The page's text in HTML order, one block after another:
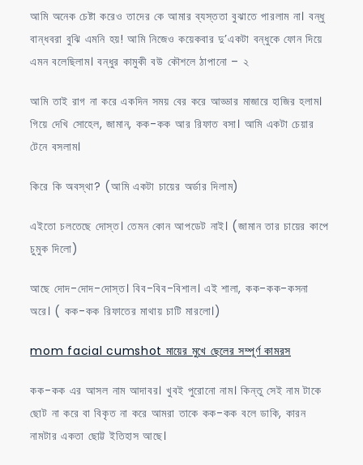
আমি অনেক চেষ্টা করেও তাদের কে আমার ব্যস্ততা বুঝাতে পারলাম না। বন্ধু
বান্ধবরা বুঝি এমনি হয়! আমি নিজেও কয়েকবার দু’একটা বন্ধুকে ফোন দিয়ে
এমন বলেছিলাম। বন্ধুর কামুকী বউ কৌশলে ঠাপানো – ২
আমি তাই রাগ না করে একদিন সময় বের করে আড্ডার মাজারে হাজির হলাম।
গিয়ে দেখি সোহেল, জামান, কক-কক আর রিফাত বসা। আমি একটা চেয়ার
টেনে বসলাম।
কিরে কি অবস্থা? (আমি একটা চায়ের অর্ডার দিলাম)
এইতো চলতেছে দোস্ত। তেমন কোন আপডেট নাই। (জামান তার চায়ের কাপে
চুমুক দিলো)
আছে দোদ-দোদ-দোস্ত। বিব-বিব-বিশাল। এই শালা, কক-কক-কসনা
অরে। ( কক-কক রিফাতের মাথায় চাটি মারলো।)
mom facial cumshot মায়ের মুখে ছেলের সম্পূর্ণ কামরস
কক-কক এর আসল নাম আদাবর। খুবই পুরোনো নাম। কিন্তু সেই নাম টাকে
ছোট না করে বা বিকৃত না করে আমরা তাকে কক-কক বলে ডাকি, কারন
নামটার একতা ছোট্ট ইতিহাস আছে।